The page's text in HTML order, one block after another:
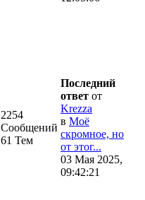
2254
Сообщений
61 Тем
Последний
ответ от
Krezza
в Моё
скромное, но
от этог...
03 Мая 2025,
09:42:21